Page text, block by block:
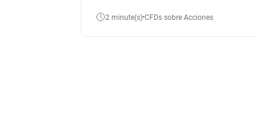
2 minute(s) CFDs sobre Acciones